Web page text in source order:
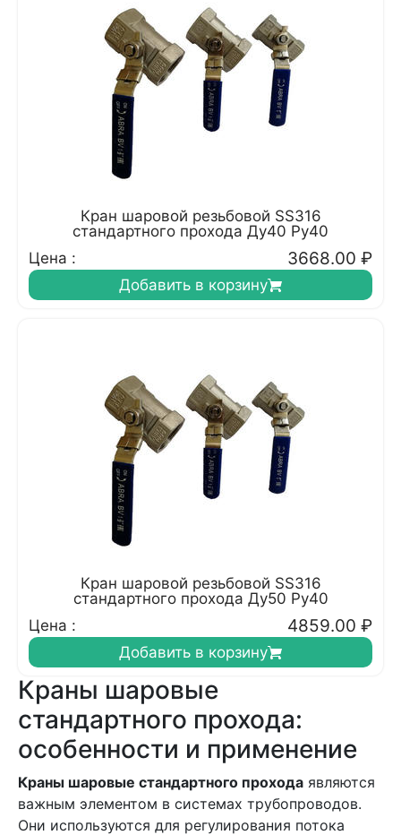
Кран шаровой резьбовой SS316
стандартного прохода Ду40 Ру40
Цена :
3668.00 ₽
Добавить в корзину
Кран шаровой резьбовой SS316
стандартного прохода Ду50 Ру40
Цена :
4859.00 ₽
Добавить в корзину
Краны шаровые
стандартного прохода:
особенности и применение
Краны шаровые стандартного прохода являются
важным элементом в системах трубопроводов.
Они используются для регулирования потока